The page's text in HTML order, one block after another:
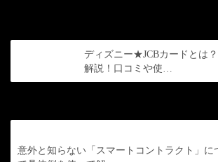
ディズニー★JCBカードとは
解説！口コミや使…
意外と知らない「スマートコントラクト」に